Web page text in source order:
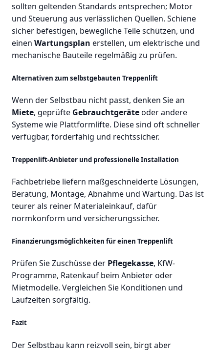
sollten geltenden Standards entsprechen; Motor
und Steuerung aus verlässlichen Quellen. Schiene
sicher befestigen, bewegliche Teile schützen, und
einen Wartungsplan erstellen, um elektrische und
mechanische Bauteile regelmäßig zu prüfen.
Alternativen zum selbstgebauten Treppenlift
Wenn der Selbstbau nicht passt, denken Sie an
Miete, geprüfte Gebrauchtgeräteoder andere
Systeme wie Plattformlifte. Diese sind oft schneller
verfügbar, förderfähig und rechtssicher.
Treppenlift-Anbieter und professionelle Installation
Fachbetriebe liefern maßgeschneiderte Lösungen,
Beratung, Montage, Abnahme und Wartung. Das ist
teurer als reiner Materialeinkauf, dafür
normkonform und versicherungssicher.
Finanzierungsmöglichkeiten für einen Treppenlift
Prüfen Sie Zuschüsse der Pflegekasse, KfW-
Programme, Ratenkauf beim Anbieter oder
Mietmodelle. Vergleichen Sie Konditionen und
Laufzeiten sorgfältig.
Fazit
Der Selbstbau kann reizvoll sein, birgt aber